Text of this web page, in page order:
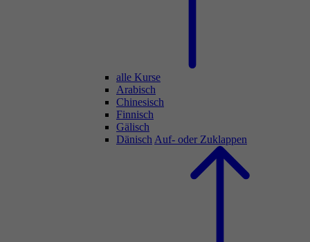
alle Kurse
Arabisch
Chinesisch
Finnisch
Gälisch
Dänisch Auf- oder Zuklappen